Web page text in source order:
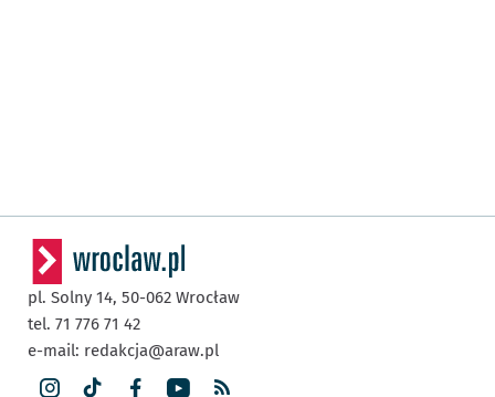
pl. Solny 14, 50-062 Wrocław
tel. 71 776 71 42
e-mail: redakcja@araw.pl